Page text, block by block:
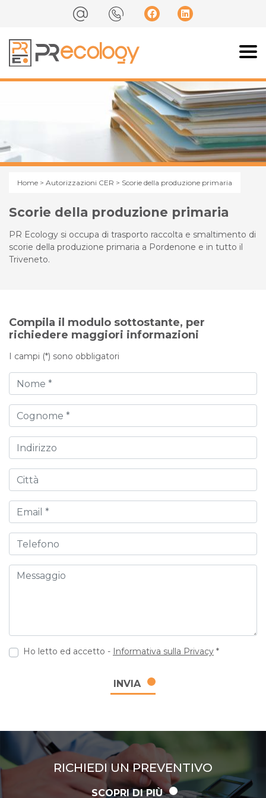
Home > Autorizzazioni CER > Scorie della produzione primaria
Scorie della produzione primaria
PR Ecology si occupa di trasporto raccolta e smaltimento di
scorie della produzione primaria a Pordenone e in tutto il
Triveneto.
Compila il modulo sottostante, per
richiedere maggiori informazioni
I campi (*) sono obbligatori
Nome
Cognome
Indirizzo
Città
Email
Telefono
Messaggio
Ho letto ed accetto - Informativa sulla Privacy *
INVIA
RICHIEDI UN PREVENTIVO
SCOPRI DI PIÙ